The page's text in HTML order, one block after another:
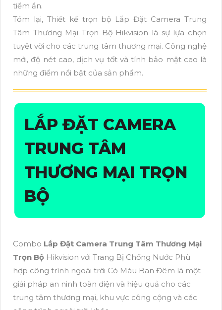
tiềm ẩn.
Tóm lại, Thiết kế trọn bộ Lắp Đặt Camera Trung
Tâm Thương Mại Trọn Bộ Hikvision là sự lựa chọn
tuyệt vời cho các trung tâm thương mại. Công nghệ
mới, độ nét cao, dịch vụ tốt và tính bảo mật cao là
những điểm nổi bật của sản phẩm.
LẮP ĐẶT CAMERA
TRUNG TÂM
THƯƠNG MẠI TRỌN
BỘ
Combo Lắp Đặt Camera Trung Tâm Thương Mại
Trọn Bộ Hikvision với Trang Bị Chống Nước Phù
hợp công trình ngoài trời Có Màu Ban Đêm là một
giải pháp an ninh toàn diện và hiệu quả cho các
trung tâm thương mại, khu vực công cộng và các